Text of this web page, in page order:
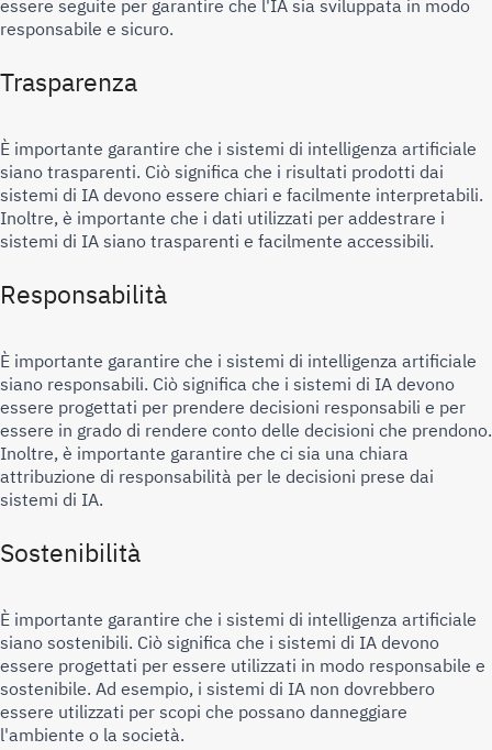
essere seguite per garantire che l'IA sia sviluppata in modo
responsabile e sicuro.
Trasparenza
È importante garantire che i sistemi di intelligenza artificiale
siano trasparenti. Ciò significa che i risultati prodotti dai
sistemi di IA devono essere chiari e facilmente interpretabili.
Inoltre, è importante che i dati utilizzati per addestrare i
sistemi di IA siano trasparenti e facilmente accessibili.
Responsabilità
È importante garantire che i sistemi di intelligenza artificiale
siano responsabili. Ciò significa che i sistemi di IA devono
essere progettati per prendere decisioni responsabili e per
essere in grado di rendere conto delle decisioni che prendono.
Inoltre, è importante garantire che ci sia una chiara
attribuzione di responsabilità per le decisioni prese dai
sistemi di IA.
Sostenibilità
È importante garantire che i sistemi di intelligenza artificiale
siano sostenibili. Ciò significa che i sistemi di IA devono
essere progettati per essere utilizzati in modo responsabile e
sostenibile. Ad esempio, i sistemi di IA non dovrebbero
essere utilizzati per scopi che possano danneggiare
l'ambiente o la società.